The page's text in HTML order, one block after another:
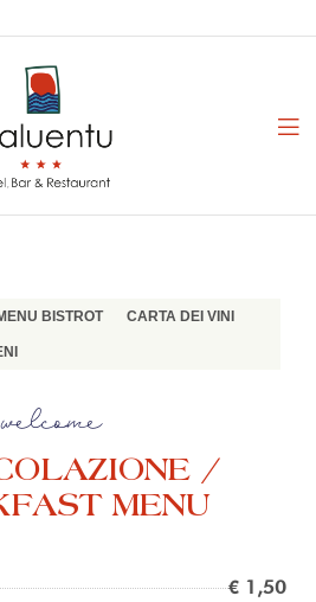
BISTROT CARTA DEI VINI
welcome
/
MENU
€ 1,50